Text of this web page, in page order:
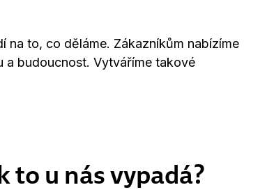
na to, co děláme. Zákazníkům nabízíme
a budoucnost. Vytváříme takové
to u nás vypadá?